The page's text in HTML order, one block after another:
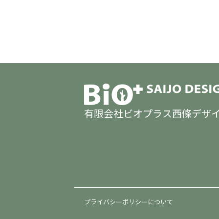
有限会社ビオプラス西條デザ
プライバシーポリシーについて